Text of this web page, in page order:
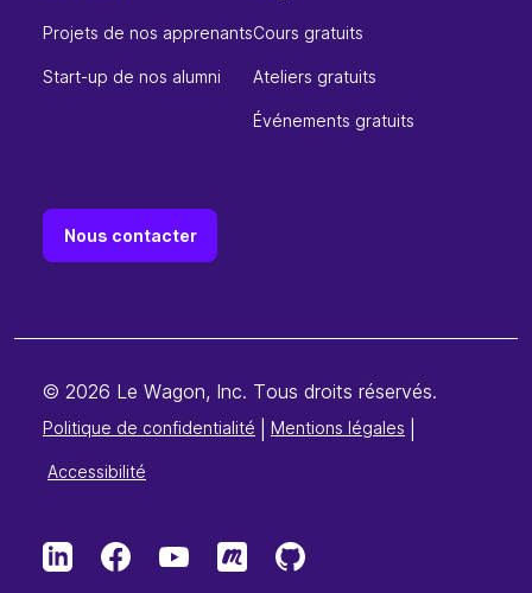
Projets de nos apprenants
Start-up de nos alumni
Cours gratuits
Ateliers gratuits
Événements gratuits
Nous contacter
© 2026 Le Wagon, Inc. Tous droits réservés.
Politique de confidentialité Mentions légales
Accessibilité